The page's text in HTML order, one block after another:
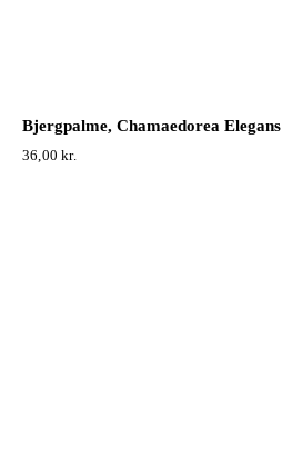
Bjergpalme, Chamaedorea Elegans
36,00kr.